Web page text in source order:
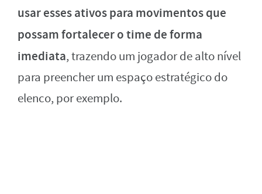
usar esses ativos para movimentos que
possam fortalecer o time de forma
imediata, trazendo um jogador de alto nível
para preencher um espaço estratégico do
elenco, por exemplo.